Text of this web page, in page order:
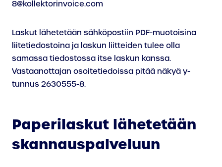
8@kollektorinvoice.com
Laskut lähetetään sähköpostiin PDF-muotoisina
liitetiedostoina ja laskun liitteiden tulee olla
samassa tiedostossa itse laskun kanssa.
Vastaanottajan osoitetiedoissa pitää näkyä y-
tunnus 2630555-8.
Paperilaskut lähetetään
skannauspalveluun